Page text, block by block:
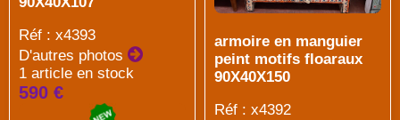
Réf : x4393
D'autres photos
1 article en stock
590 €
armoire en manguier
peint motifs floaraux
90X40X150
Réf : x4392